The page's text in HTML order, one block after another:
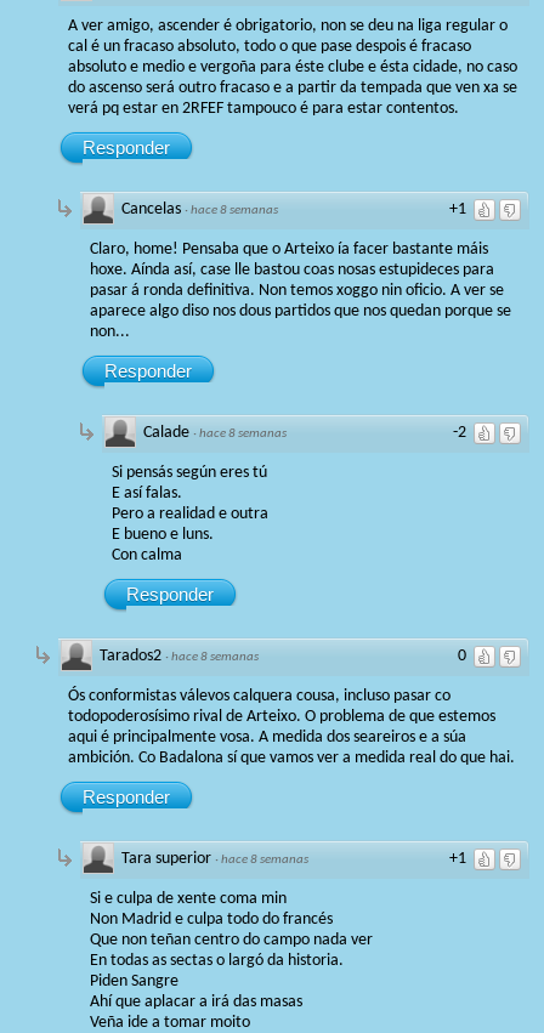
A ver amigo, ascender é obrigatorio, non se deu na liga regular o
cal é un fracaso absoluto, todo o que pase despois é fracaso
absoluto e medio e vergoña para éste clube e ésta cidade, no caso
do ascenso será outro fracaso e a partir da tempada que ven xa se
verá pq estar en 2RFEF tampouco é para estar contentos.
Responder
+1
Cancelas ·hace 8 semanas
Claro, home! Pensaba que o Arteixo ía facer bastante máis
hoxe. Aínda así, case lle bastou coas nosas estupideces para
pasar á ronda definitiva. Non temos xoggo nin oficio. A ver se
aparece algo diso nos dous partidos que nos quedan porque se
non...
Responder
-2
Calade ·hace 8 semanas
Si pensás según eres tú
E así falas.
Pero a realidad e outra
E bueno e luns.
Con calma
Responder
0
Tarados2 ·hace 8 semanas
Ós conformistas válevos calquera cousa, incluso pasar co
todopoderosísimo rival de Arteixo. O problema de que estemos
aqui é principalmente vosa. A medida dos seareiros e a súa
ambición. Co Badalona sí que vamos ver a medida real do que hai.
Responder
+1
Tara superior ·hace 8 semanas
Si e culpa de xente coma min
Non Madrid e culpa todo do francés
Que non teñan centro do campo nada ver
En todas as sectas o largó da historia.
Piden Sangre
Ahí que aplacar a irá das masas
Veña ide a tomar moito